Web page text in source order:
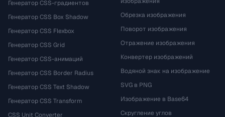
Генератор CSS-градиентов
Генератор CSS Box Shadow
Генератор CSS Flexbox
Генератор CSS Grid
Генератор CSS-анимаций
Генератор CSS Border Radius
Генератор CSS Text Shadow
Генератор CSS Transform
CSS Unit Converter
Обрезка изображения
Поворот изображения
Отражение изображения
Конвертер изображений
Водяной знак на изображение
SVG в PNG
Изображение в Base64
Скругление углов